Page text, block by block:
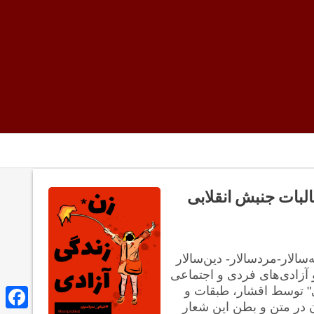
جنبش انقلابی
مردسالار- دین‌سالار
آزادی‌های فردی و اجتماعی
توسط اقشار، طبقات و
در متن و بطن این شعار